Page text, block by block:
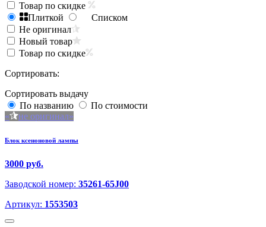
Товар по скидке
Плиткой
Списком
Не оригинал
Новый товар
Товар по скидке
Сортировать:
Сортировать выдачу
По названию
По стоимости
не оригинал
Блок ксеноновой лампы
3000 руб.
Заводской номер: 35261-65J00
Артикул: 1553503